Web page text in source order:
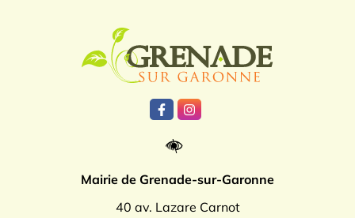
Lien vers le compte Facebook
Lien vers le compte
Mairie de Grenade-sur-Garonne
40 av. Lazare Carnot